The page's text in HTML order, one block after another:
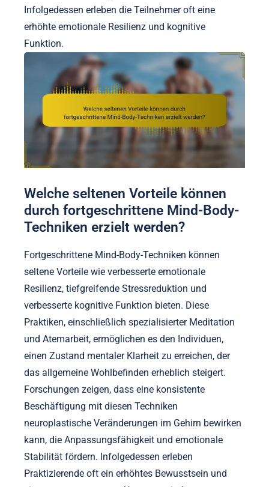
Infolgedessen erleben die Teilnehmer oft eine
erhöhte emotionale Resilienz und kognitive
Funktion.
Welche seltenen Vorteile können
durch fortgeschrittene Mind-Body-
Techniken erzielt werden?
Fortgeschrittene Mind-Body-Techniken können
seltene Vorteile wie verbesserte emotionale
Resilienz, tiefgreifende Stressreduktion und
verbesserte kognitive Funktion bieten. Diese
Praktiken, einschließlich spezialisierter Meditation
und Atemarbeit, ermöglichen es den Individuen,
einen Zustand mentaler Klarheit zu erreichen, der
das allgemeine Wohlbefinden erheblich steigert.
Forschungen zeigen, dass eine konsistente
Beschäftigung mit diesen Techniken
neuroplastische Veränderungen im Gehirn bewirken
kann, die Anpassungsfähigkeit und emotionale
Stabilität fördern. Infolgedessen erleben
Praktizierende oft ein erhöhtes Bewusstsein und